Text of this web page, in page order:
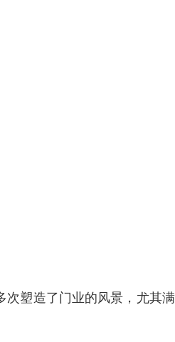
塑造了门业的风景，尤其